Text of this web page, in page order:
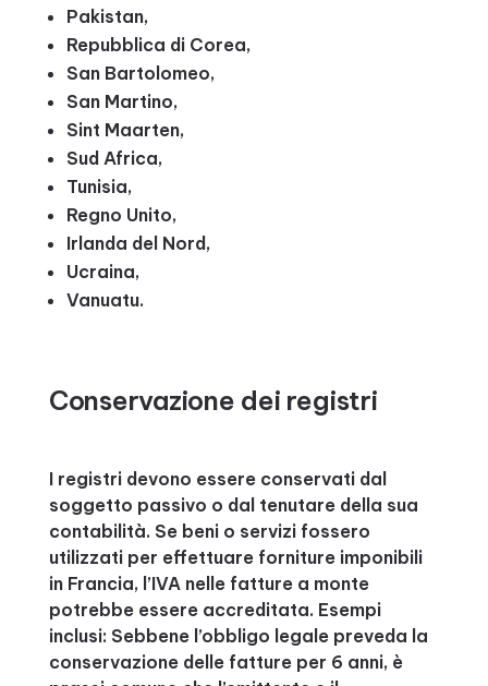
Pakistan,
Repubblica di Corea,
San Bartolomeo,
San Martino,
Sint Maarten,
Sud Africa,
Tunisia,
Regno Unito,
Irlanda del Nord,
Ucraina,
Vanuatu.
Conservazione dei registri
I registri devono essere conservati dal
soggetto passivo o dal tenutare della sua
contabilità. Se beni o servizi fossero
utilizzati per effettuare forniture imponibili
in Francia, l’IVA nelle fatture a monte
potrebbe essere accreditata. Esempi
inclusi: Sebbene l’obbligo legale preveda la
conservazione delle fatture per 6 anni, è